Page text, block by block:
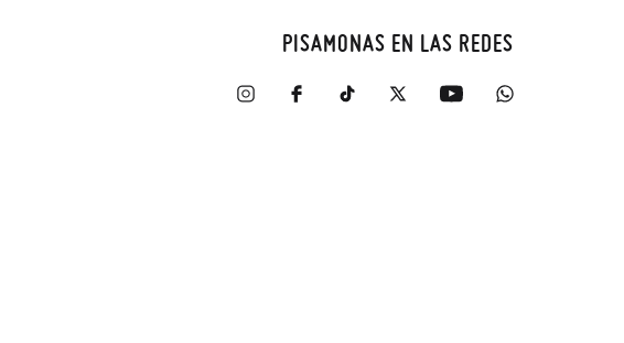
PISAMONAS EN LAS REDES